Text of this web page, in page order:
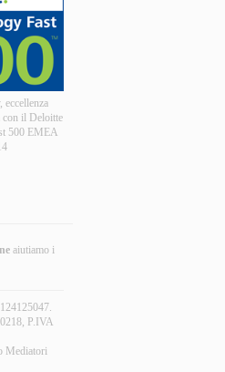
eccellenza
con il Deloitte
500 EMEA
aiutiamo i
P.IVA
Mediatori